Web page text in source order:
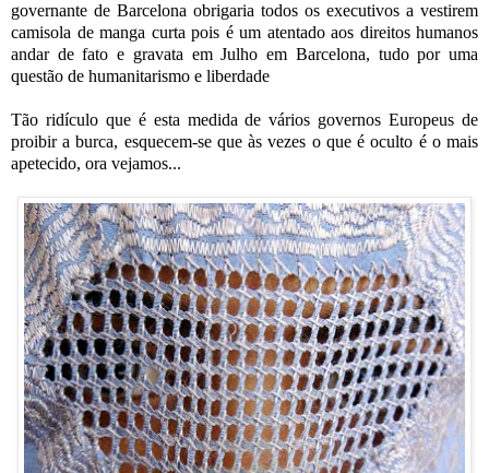
governante de Barcelona obrigaria todos os executivos a vestirem
camisola de manga curta pois é um atentado aos direitos humanos
andar de fato e gravata em Julho em Barcelona, tudo por uma
questão de humanitarismo e liberdade
Tão ridículo que é esta medida de vários governos Europeus de
proibir a burca, esquecem-se que às vezes o que é oculto é o mais
apetecido, ora vejamos...